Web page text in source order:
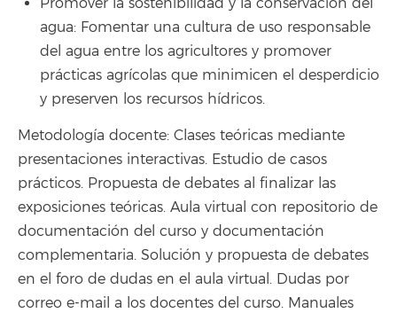
Promover la sostenibilidad y la conservación del
agua: Fomentar una cultura de uso responsable
del agua entre los agricultores y promover
prácticas agrícolas que minimicen el desperdicio
y preserven los recursos hídricos.
Metodología docente: Clases teóricas mediante
presentaciones interactivas. Estudio de casos
prácticos. Propuesta de debates al finalizar las
exposiciones teóricas. Aula virtual con repositorio de
documentación del curso y documentación
complementaria. Solución y propuesta de debates
en el foro de dudas en el aula virtual. Dudas por
correo e-mail a los docentes del curso. Manuales